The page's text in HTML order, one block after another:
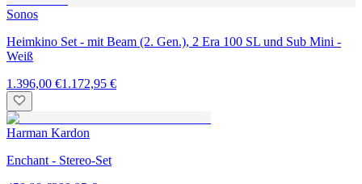
Sonos
Heimkino Set - mit Beam (2. Gen.), 2 Era 100 SL und Sub Mini -
Weiß
1.396,00 €1.172,95 €
Harman Kardon
Enchant - Stereo-Set